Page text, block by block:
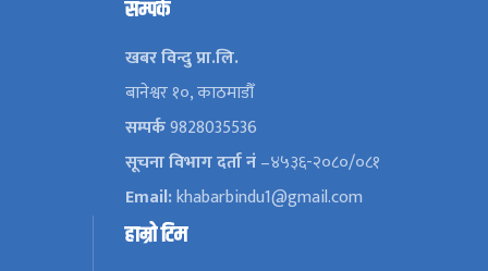
सम्पर्क
खबर विन्दु प्रा.लि.
बानेश्वर १०, काठमाडौँ
सम्पर्क9828035536
सूचना विभाग दर्ता नं–४५३६-२०८०/०८१
Email:khabarbindu1@gmail.com
हाम्रो टिम